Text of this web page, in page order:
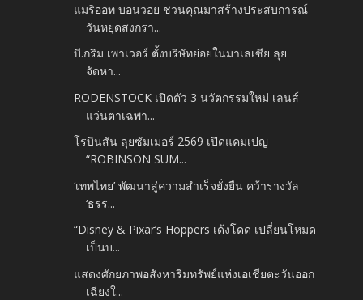
แมริออท บอนวอย ชวนคุณมาสร้างประสบการณ์
วันหยุดสงกรา...
บี.กริม เพาเวอร์ ตั้งบริษัทย่อยในมาเลเซีย ลุย
จัดหา...
RODENSTOCK เปิดตัว 3 นวัตกรรมใหม่ เลนส์
แว่นตาเฉพา...
โรบินสัน ลุยซัมเมอร์ 2569 เปิดแคมเปญ
“ROBINSON SUM...
‘เทพไทย’ พัฒนาสู่ความสำเร็จยั่งยืน คว้ารางวัล
‘ธรร...
“Disney & Pixar’s Hoppers เด้งโดด เปลี่ยนโหมด
เป็นบ...
แสดงศักยภาพอสังหาริมทรัพย์แห่งเอเชียตะวันออก
เฉียงใ...